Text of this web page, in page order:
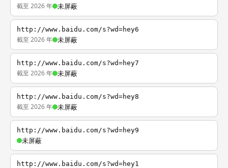
截至 2026 年 未屏蔽
http://www.baidu.com/s?wd=hey6
截至 2026 年 未屏蔽
http://www.baidu.com/s?wd=hey7
截至 2026 年 未屏蔽
http://www.baidu.com/s?wd=hey8
截至 2026 年 未屏蔽
http://www.baidu.com/s?wd=hey9
未屏蔽
http://www.baidu.com/s?wd=hey1